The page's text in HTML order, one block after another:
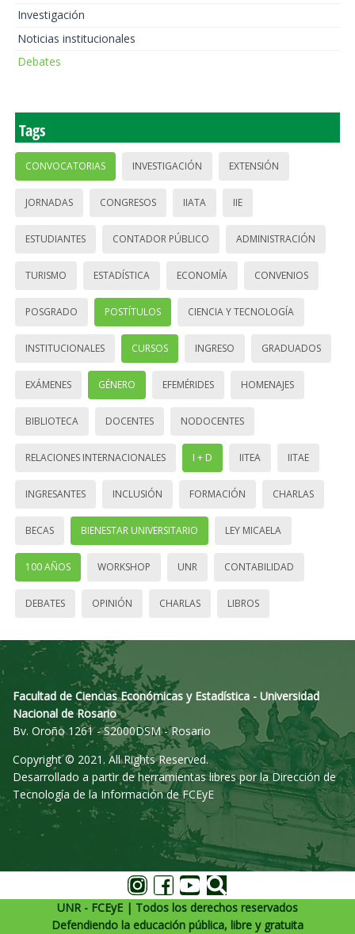
Investigación
Noticias institucionales
Debates
Tags
CONVOCATORIAS INVESTIGACIÓN EXTENSIÓN
JORNADAS CONGRESOS IIATA IIE
ESTUDIANTES CONTADOR PÚBLICO ADMINISTRACIÓN
TURISMO ESTADÍSTICA ECONOMÍA CONVENIOS
POSGRADO POSTÍTULOS CIENCIA Y TECNOLOGÍA
INSTITUCIONALES CURSOS INGRESO GRADUADOS
EXÁMENES GÉNERO EFEMÉRIDES HOMENAJES
BIBLIOTECA DOCENTES NODOCENTES
RELACIONES INTERNACIONALES I + D IITEA IITAE
INGRESANTES INCLUSIÓN FORMACIÓN CHARLAS
BECAS BIENESTAR UNIVERSITARIO LEY MICAELA
100 AÑOS WORKSHOP UNR CONTABILIDAD
DEBATES OPINIÓN CHARLAS LIBROS
Facultad de Ciencias Económicas y Estadística - Universidad
Nacional de Rosario
Bv. Oroño 1261 - S2000DSM - Rosario
Copyright © 2021. All Rights Reserved.
Desarrollado a partir de herramientas libres por la Dirección de
Tecnología de la Información de FCEyE
UNR - FCEyE | Todos los derechos reservados
Defendiendo la educación pública, libre y gratuita